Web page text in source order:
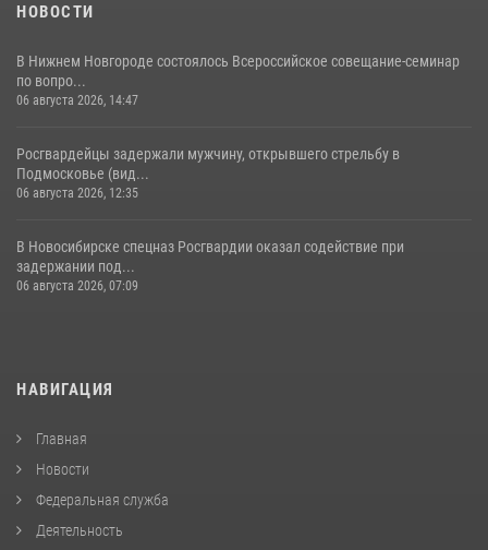
НОВОСТИ
В Нижнем Новгороде состоялось Всероссийское совещание-семинар
по вопро...
06 августа 2026, 14:47
Росгвардейцы задержали мужчину, открывшего стрельбу в
Подмосковье (вид...
06 августа 2026, 12:35
В Новосибирске спецназ Росгвардии оказал содействие при
задержании под...
06 августа 2026, 07:09
НАВИГАЦИЯ
Главная
Новости
Федеральная служба
Деятельность